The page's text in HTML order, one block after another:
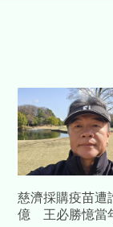
慈濟採購疫苗遭
億 王必勝憶當